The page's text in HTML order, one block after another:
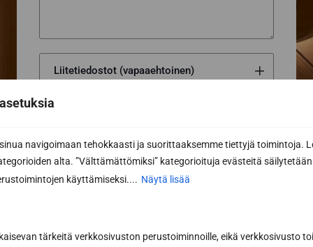
navigoimaan tehokkaasti ja suorittaaksemme tiettyjä toimintoja.
alta. ”Välttämättömiksi” kategorioituja evästeitä säilytetään
käyttämiseksi.... Näytä lisää
tärkeitä verkkosivuston perustoiminnoille, eikä verkkosivusto
Lähettämällä viestin hyväksyt henkilötietojesi käsittelyn
tietosuojaselosteemmemukaisesti.